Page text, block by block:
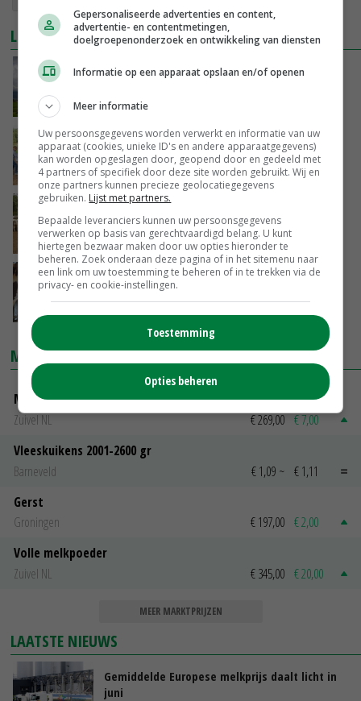
LEES OOK
Nederland gaat klimaatverandering harder
25-10-2021
Buurserbeek aangepast wegens
waterkwaliteit en klimaatadaptatie
25-10-2021
Ook in België discussie over omvang
veestapel
25-10-2021
Copa-Cogeca pleit voor vrije keuze boer bij
methaanaanpak
MARKTPRIJZEN
Magere melkpoeder
Zuivel NL
€ 269,00 € 7,00
Vleeskuikens 2001-2600 gr
Barneveld
€ 1,09 ~ € 1,11
Gerst
Groningen
€ 197,00 € 2,00
Volle melkpoeder
Zuivel NL
€ 345,00 € 20,00
MEER MARKTPRIJZEN
LAATSTE NIEUWS
Gemiddelde Europese melkprijs daalt licht in
juni
Gepersonaliseerde advertenties en content,
advertentie- en contentmetingen,
doelgroepenonderzoek en ontwikkeling van diensten
Informatie op een apparaat opslaan en/of openen
Meer informatie
Uw persoonsgegevens worden verwerkt en informatie van uw
apparaat (cookies, unieke ID's en andere apparaatgegevens)
kan worden opgeslagen door, geopend door en gedeeld met
4 partners of specifiek door deze site worden gebruikt. Wij en
onze partners kunnen precieze geolocatiegegevens
gebruiken. Lijst met partners.
Bepaalde leveranciers kunnen uw persoonsgegevens
verwerken op basis van gerechtvaardigd belang. U kunt
hiertegen bezwaar maken door uw opties hieronder te
beheren. Zoek onderaan deze pagina of in het sitemenu naar
een link om uw toestemming te beheren of in te trekken via de
privacy- en cookie-instellingen.
Toestemming
Opties beheren